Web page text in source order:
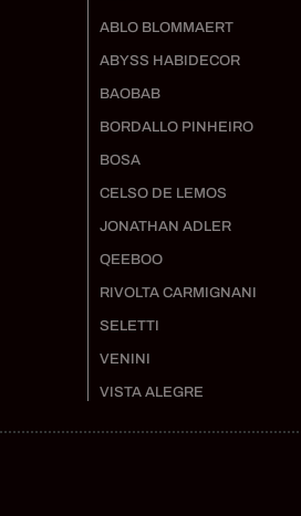
ABLO BLOMMAERT
ABYSS HABIDECOR
BAOBAB
BORDALLO PINHEIRO
BOSA
CELSO DE LEMOS
JONATHAN ADLER
QEEBOO
RIVOLTA CARMIGNANI
SELETTI
VENINI
VISTA ALEGRE